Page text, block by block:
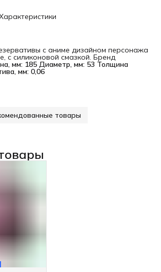
с аниме дизайном персонажа
с силиконовой смазкой. Бренд
мм: 185 Диаметр, мм: 53 Толщина
мм: 0,06
товары